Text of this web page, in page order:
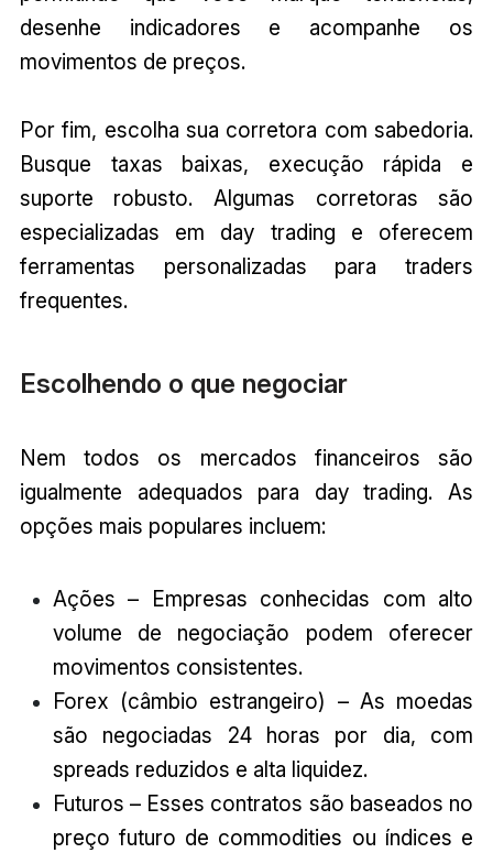
desenhe indicadores e acompanhe os
movimentos de preços.
Por fim, escolha sua corretora com sabedoria.
Busque taxas baixas, execução rápida e
suporte robusto. Algumas corretoras são
especializadas em day trading e oferecem
ferramentas personalizadas para traders
frequentes.
Escolhendo o que negociar
Nem todos os mercados financeiros são
igualmente adequados para day trading. As
opções mais populares incluem:
Ações – Empresas conhecidas com alto
volume de negociação podem oferecer
movimentos consistentes.
Forex (câmbio estrangeiro) – As moedas
são negociadas 24 horas por dia, com
spreads reduzidos e alta liquidez.
Futuros – Esses contratos são baseados no
preço futuro de commodities ou índices e